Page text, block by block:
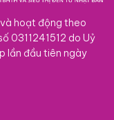
hoạt động theo
0311241512 do Uỷ
lần đầu tiên ngày